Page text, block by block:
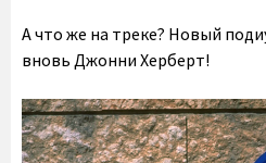
А что же на треке? Новый
вновь Джонни Херберт!